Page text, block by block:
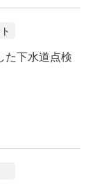
た下水道点検